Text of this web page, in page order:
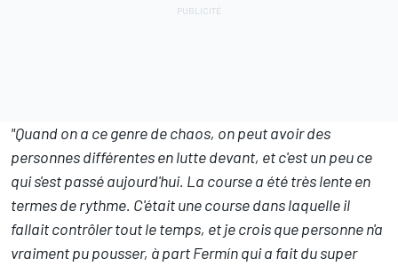
"Quand on a ce genre de chaos, on peut avoir des
personnes différentes en lutte devant, et c'est un peu ce
qui s'est passé aujourd'hui. La course a été très lente en
termes de rythme. C'était une course dans laquelle il
fallait contrôler tout le temps, et je crois que personne n'a
vraiment pu pousser, à part Fermín qui a fait du super